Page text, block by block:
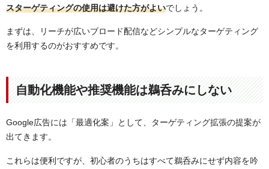
スターゲティングの使用は避けた方がよいでしょう。
まずは、リーチが広いブロード配信などシンプルなターゲティング
を利用するのがおすすめです。
自動化機能や推奨機能は鵜呑みにしない
Google広告には「最適化案」として、ターゲティング拡張の提案が
出てきます。
これらは便利ですが、初心者のうちはすべて鵜呑みにせず内容を吟